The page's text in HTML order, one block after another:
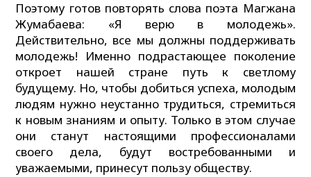
Поэтому готов повторять слова поэта Магжана
Жумабаева: «Я верю в молодежь».
Действительно, все мы должны поддерживать
молодежь! Именно подрастающее поколение
откроет нашей стране путь к светлому
будущему. Но, чтобы добиться успеха, молодым
людям нужно неустанно трудиться, стремиться
к новым знаниям и опыту. Только в этом случае
они станут настоящими профессионалами
своего дела, будут востребованными и
уважаемыми, принесут пользу обществу.